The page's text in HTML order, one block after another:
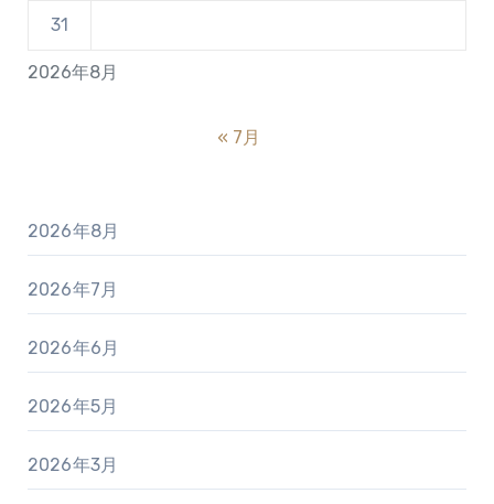
2026年8月
31
« 7月
2026年8月
2026年7月
2026年6月
2026年5月
2026年3月